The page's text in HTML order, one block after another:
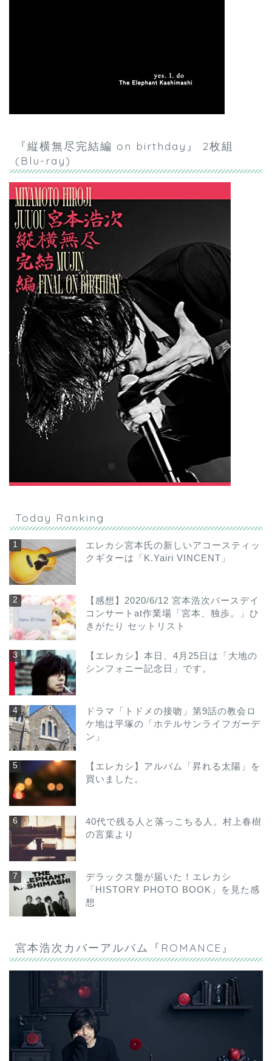
『縦横無尽完結編 on birthday』 2枚組
(Blu-ray)
Today Ranking
エレカシ宮本氏の新しいアコースティッ
クギターは「K.Yairi VINCENT」
【感想】2020/6/12 宮本浩次バースデイ
コンサートat作業場「宮本、独歩。」ひ
きがたり セットリスト
【エレカシ】本日、4月25日は「大地の
シンフォニー記念日」です。
ドラマ「トドメの接吻」第9話の教会ロ
ケ地は平塚の「ホテルサンライフガーデ
ン」
【エレカシ】アルバム「昇れる太陽」を
買いました。
40代で残る人と落っこちる人。村上春樹
の言葉より
デラックス盤が届いた！エレカシ
「HISTORY PHOTO BOOK」を見た感
想
宮本浩次カバーアルバム『ROMANCE』